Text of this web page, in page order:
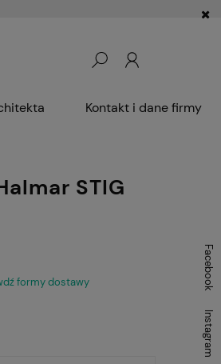
Kontakt i dane firmy
STIG
formy dostawy Facebook
Instagram